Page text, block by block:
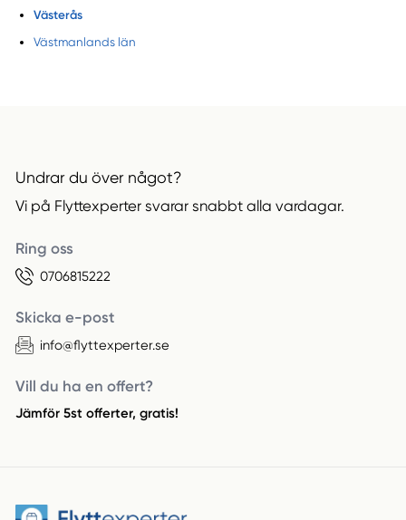
Västerås
Västmanlands län
Undrar du över något?
Vi på Flyttexperter svarar snabbt alla vardagar.
Ring oss
0706815222
Skicka e-post
info@flyttexperter.se
Vill du ha en offert?
Jämför 5st offerter, gratis!